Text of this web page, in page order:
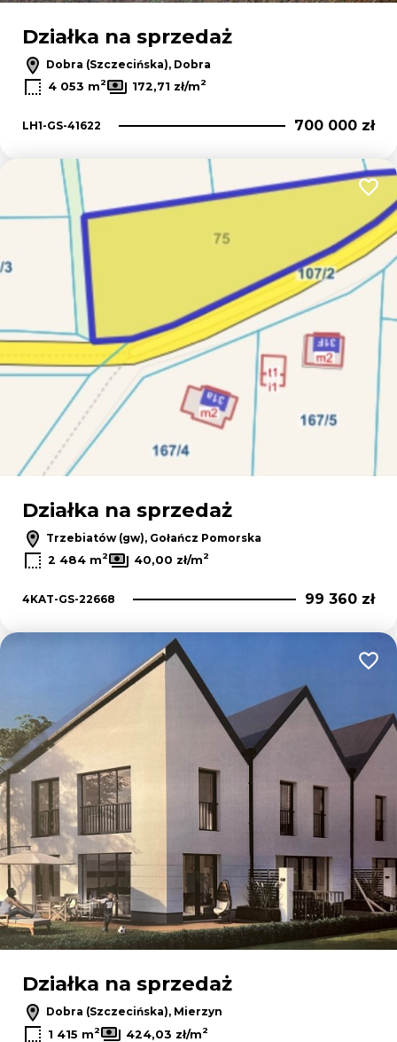
Działka na sprzedaż
Dobra (Szczecińska), Dobra
4 053 m2 172,71 zł/m2
LH1-GS-41622 700 000 zł
Działka na sprzedaż
Trzebiatów (gw), Gołańcz Pomorska
2 484 m2 40,00 zł/m2
4KAT-GS-22668 99 360 zł
Działka na sprzedaż
Dobra (Szczecińska), Mierzyn
1 415 m2 424,03 zł/m2